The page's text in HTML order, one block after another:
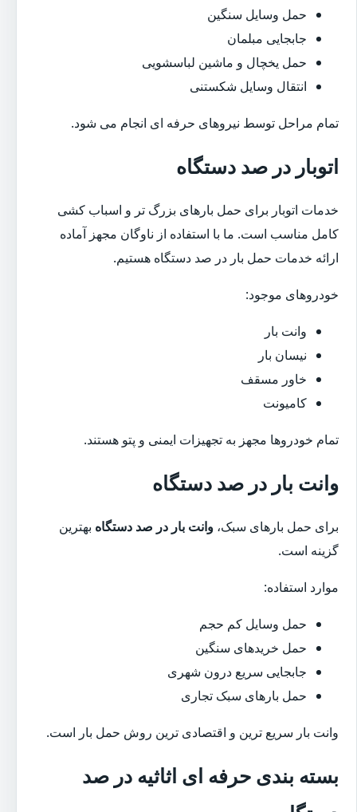
حمل وسایل سنگین
جابجایی مبلمان
حمل یخچال و ماشین لباسشویی
انتقال وسایل شکستنی
تمام مراحل توسط نیروهای حرفه ای انجام می شود.
اتوبار در صد دستگاه
خدمات اتوبار برای حمل بارهای بزرگ تر و اسباب کشی
کامل مناسب است. ما با استفاده از ناوگان مجهز آماده
ارائه خدمات حمل بار در صد دستگاه هستیم.
خودروهای موجود:
وانت بار
نیسان بار
خاور مسقف
کامیونت
تمام خودروها مجهز به تجهیزات ایمنی و پتو هستند.
وانت بار در صد دستگاه
برای حمل بارهای سبک، وانت بار در صد دستگاه بهترین
گزینه است.
موارد استفاده:
حمل وسایل کم حجم
حمل خریدهای سنگین
جابجایی سریع درون شهری
حمل بارهای سبک تجاری
وانت بار سریع ترین و اقتصادی ترین روش حمل بار است.
بسته بندی حرفه ای اثاثیه در صد